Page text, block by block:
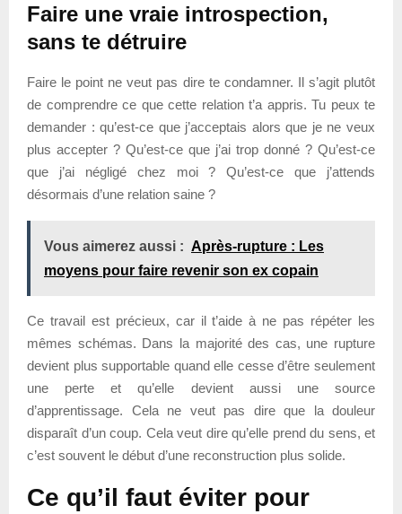
Faire une vraie introspection,
sans te détruire
Faire le point ne veut pas dire te condamner. Il s’agit plutôt
de comprendre ce que cette relation t’a appris. Tu peux te
demander : qu’est-ce que j’acceptais alors que je ne veux
plus accepter ? Qu’est-ce que j’ai trop donné ? Qu’est-ce
que j’ai négligé chez moi ? Qu’est-ce que j’attends
désormais d’une relation saine ?
Vous aimerez aussi : Après-rupture : Les
moyens pour faire revenir son ex copain
Ce travail est précieux, car il t’aide à ne pas répéter les
mêmes schémas. Dans la majorité des cas, une rupture
devient plus supportable quand elle cesse d’être seulement
une perte et qu’elle devient aussi une source
d’apprentissage. Cela ne veut pas dire que la douleur
disparaît d’un coup. Cela veut dire qu’elle prend du sens, et
c’est souvent le début d’une reconstruction plus solide.
Ce qu’il faut éviter pour